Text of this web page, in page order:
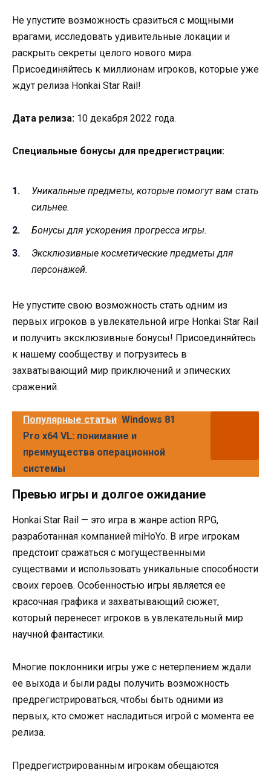
Не упустите возможность сразиться с мощными
врагами, исследовать удивительные локации и
раскрыть секреты целого нового мира.
Присоединяйтесь к миллионам игроков, которые уже
ждут релиза Honkai Star Rail!
Дата релиза: 10 декабря 2022 года.
Специальные бонусы для предрегистрации:
Уникальные предметы, которые помогут вам стать
сильнее.
Бонусы для ускорения прогресса игры.
Эксклюзивные косметические предметы для
персонажей.
Не упустите свою возможность стать одним из
первых игроков в увлекательной игре Honkai Star Rail
и получить эксклюзивные бонусы! Присоединяйтесь
к нашему сообществу и погрузитесь в
захватывающий мир приключений и эпических
сражений.
Популярные статьи Windows 81
Pro x64 VL: понимание и
преимущества операционной
системы
Превью игры и долгое ожидание
Honkai Star Rail — это игра в жанре action RPG,
разработанная компанией miHoYo. В игре игрокам
предстоит сражаться с могущественными
существами и использовать уникальные способности
своих героев. Особенностью игры является ее
красочная графика и захватывающий сюжет,
который перенесет игроков в увлекательный мир
научной фантастики.
Многие поклонники игры уже с нетерпением ждали
ее выхода и были рады получить возможность
предрегистрироваться, чтобы быть одними из
первых, кто сможет насладиться игрой с момента ее
релиза.
Предрегистрированным игрокам обещаются